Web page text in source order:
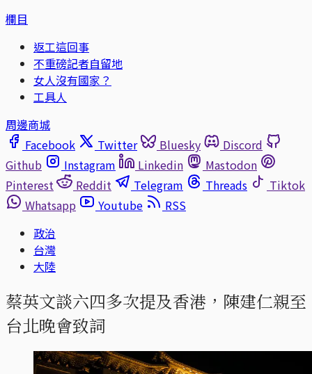
欄目
返工這回事
不重磅記者自留地
女人沒有國家？
工具人
周邊商城
Facebook
Twitter Bluesky
Discord
Github
Instagram Linkedin
Mastodon
Pinterest
Reddit Telegram Threads
Tiktok
Whatsapp
Youtube
RSS
政治
台灣
大陸
蔡英文談六四多次提及香港，陳建仁親至
台北晚會致詞